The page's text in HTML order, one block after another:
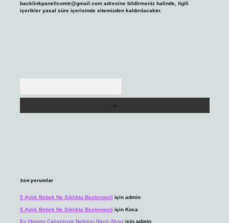
backlinkpanelicomtr@gmail.comadresine bildirmeniz halinde, ilgili
içerikler yasal süre içerisinde sitemizden kaldırılacaktır.
Son yorumlar
5 Aylık Bebek Ne Sıklıkta Beslenmeli için admin
5 Aylık Bebek Ne Sıklıkta Beslenmeli için Koca
Ev Hanımı Çalışmıyor Belgesi Nasıl Alınıriçin admin